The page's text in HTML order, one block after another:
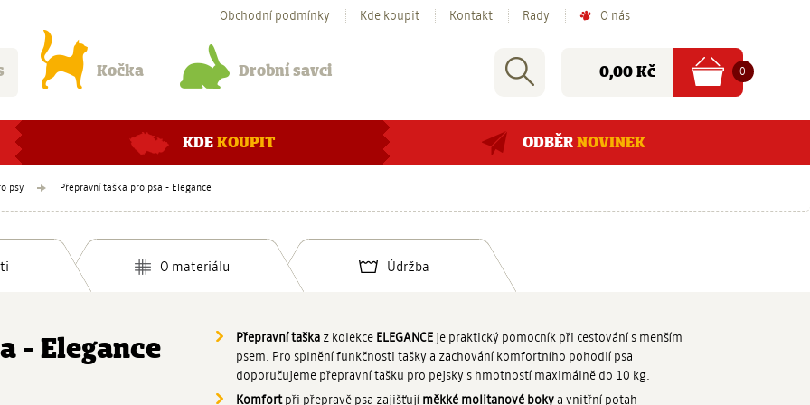
Obchodní podmínky Kde koupit Kontakt Rady O nás
Kočka Drobní savci
hledání:
Cena:
0,00 Kč 0 položek
KDE KOUPIT ODBĚRNOVINEK
psy Přepravní taška pro psa - Elegance
O materiálu Údržba
- Elegance Přepravní taška z kolekce ELEGANCE je praktický pomocník při cestování s menším
psem. Pro splnění funkčnosti tašky a zachování komfortního pohodlí psa
doporučujeme přepravní tašku pro pejsky s hmotností maximálně do 10 kg.
Komfortpři přepravě psa zajišťují měkké molitanové bokya vnitřní potah